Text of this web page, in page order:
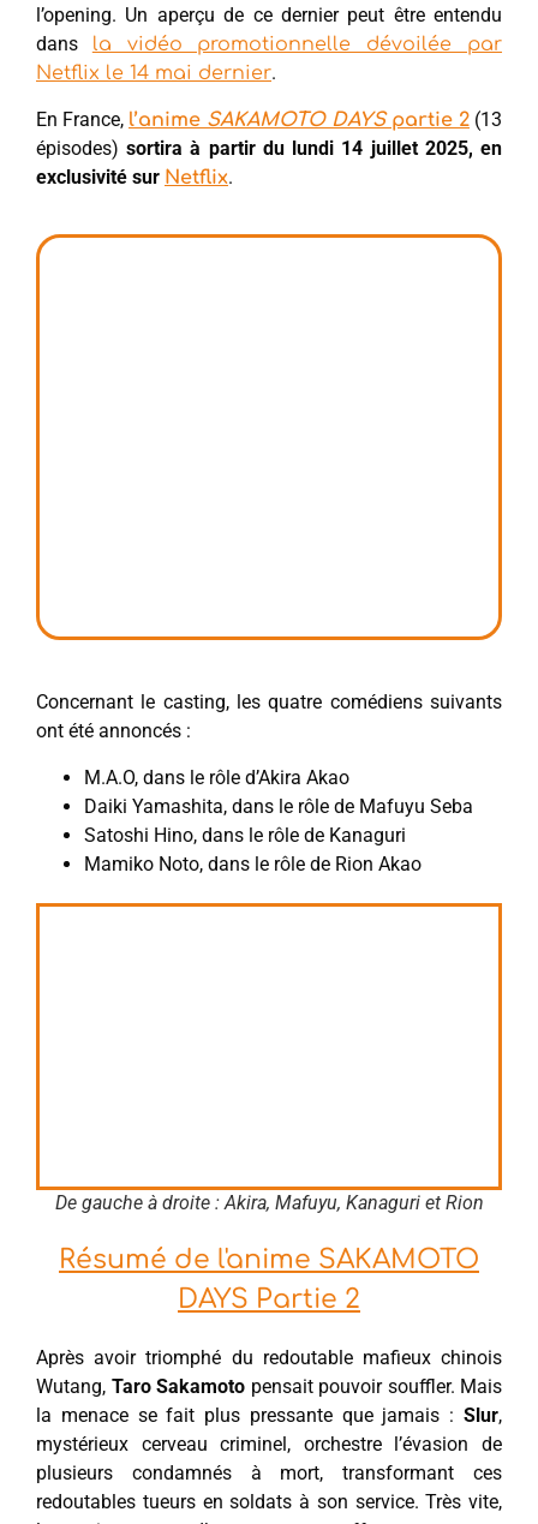
l’opening. Un aperçu de ce dernier peut être entendu
dans la vidéo promotionnelle dévoilée par
Netflix le 14 mai dernier.
En France, l’anime SAKAMOTO DAYSpartie 2 (13
épisodes)sortira à partir du lundi 14 juillet 2025, en
exclusivité sur Netflix.
Concernant le casting, les quatre comédiens suivants
ont été annoncés :
M.A.O, dans le rôle d’Akira Akao
Daiki Yamashita, dans le rôle de Mafuyu Seba
Satoshi Hino, dans le rôle de Kanaguri
Mamiko Noto, dans le rôle de Rion Akao
De gauche à droite : Akira, Mafuyu, Kanaguri et Rion
Résumé de l'anime SAKAMOTO
DAYS Partie 2
Après avoir triomphé du redoutable mafieux chinois
Wutang, Taro Sakamoto pensait pouvoir souffler. Mais
la menace se fait plus pressante que jamais : Slur,
mystérieux cerveau criminel, orchestre l’évasion de
plusieurs condamnés à mort, transformant ces
redoutables tueurs en soldats à son service. Très vite,